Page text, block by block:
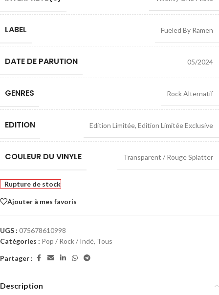
LABEL Fueled By Ramen
DATE DE PARUTION 05/2024
GENRES Rock Alternatif
EDITION Edition Limitée, Edition Limitée Exclusive
COULEUR DU VINYLE Transparent / Rouge Splatter
Rupture de stock
Ajouter à mes favoris
UGS : 075678610998
Catégories : Pop / Rock / Indé, Tous
Partager :
Description